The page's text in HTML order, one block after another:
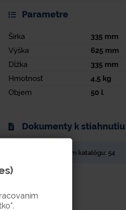
Parametre
Šírka 335 mm
Výška
625 mm
Dĺžka
335 mm
Hmotnosť
4,5 kg
Objem
50 l
Dokumenty k stiahnutiu
Strana v tlačenom katalógu: 54